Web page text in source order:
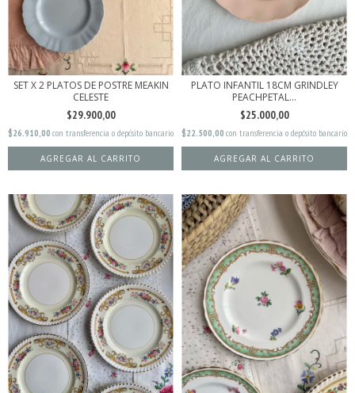
SET X 2 PLATOS DE POSTRE MEAKIN
CELESTE
$29.900,00
$26.910,00 con transferencia o depósito bancario
PLATO INFANTIL 18CM GRINDLEY
PEACHPETAL...
$25.000,00
$22.500,00 con transferencia o depósito bancario